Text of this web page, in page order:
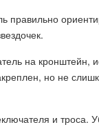
правильно
на кронштейн,
но не
и троса.